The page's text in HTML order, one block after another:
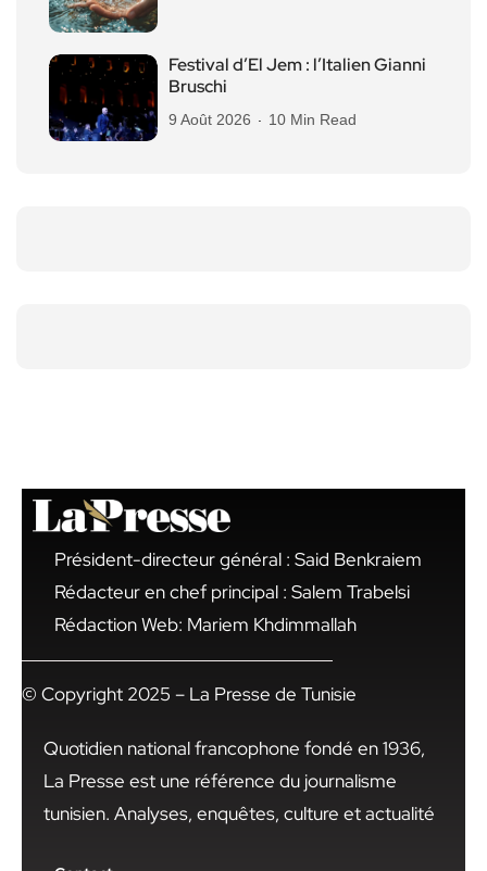
Festival d’El Jem : l’Italien Gianni
Bruschi
9 Août 2026 10 Min Read
Président-directeur général : Said Benkraiem
Rédacteur en chef principal : Salem Trabelsi
Rédaction Web: Mariem Khdimmallah
© Copyright 2025 – La Presse de Tunisie
Quotidien national francophone fondé en 1936,
La Presse est une référence du journalisme
tunisien. Analyses, enquêtes, culture et actualité